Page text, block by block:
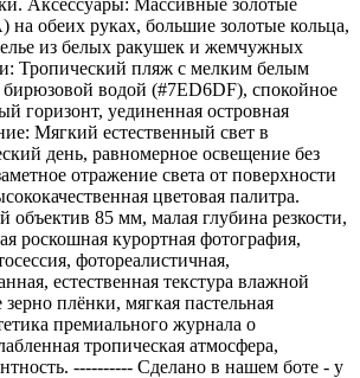
на обеих руках, большие золотые кольца,
из белых ракушек и жемчужных
Тропический пляж с мелким белым
бирюзовой водой (#7ED6DF), спокойное
горизонт, уединенная островная
Мягкий естественный свет в
день, равномерное освещение без
отражение света от поверхности
цветовая палитра.
85 мм, малая глубина резкости,
роскошная курортная фотография,
фотореалистичная,
естественная текстура влажной
плёнки, мягкая пастельная
премиального журнала о
тропическая атмосфера,
---------- Сделано в нашем боте - у